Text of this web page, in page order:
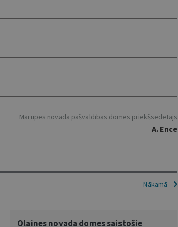
Mārupes novada pašvaldības domes priekšsēdētājs
A. Ence
Nākamā
Olaines novada domes saistošie